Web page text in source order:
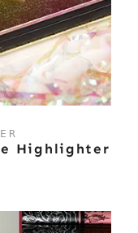
Highlighter